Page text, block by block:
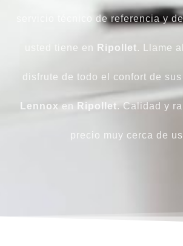
servicio técnico de referencia y
usted tiene en Ripollet. Llame
disfrute de todo el confort de
Lennox en Ripollet. Calidad y
precio muy cerca de